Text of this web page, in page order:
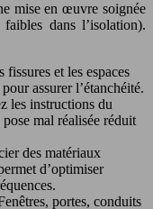
mise en œuvre soignée
dans l’isolation).
fissures et les espaces
assurer l’étanchéité.
les instructions du
mal réalisée réduit
des matériaux
d’optimiser
portes, conduits